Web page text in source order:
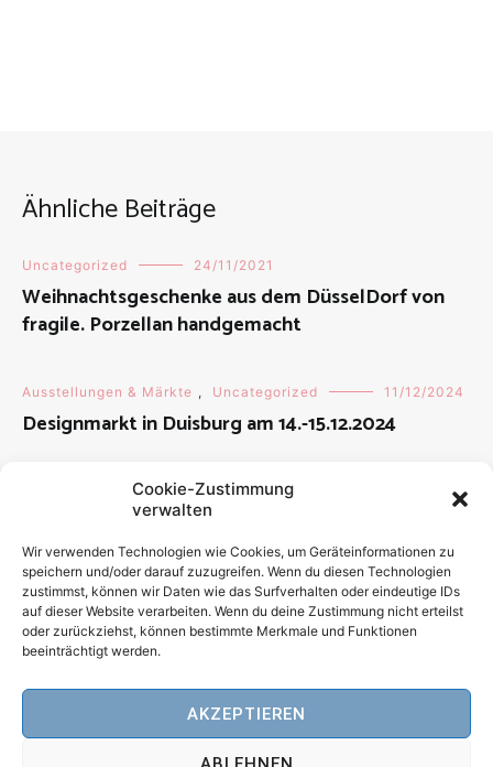
Cookie-Zustimmung
verwalten
Wir verwenden Technologien wie Cookies, um Geräteinformationen zu
speichern und/oder darauf zuzugreifen. Wenn du diesen Technologien
zustimmst, können wir Daten wie das Surfverhalten oder eindeutige IDs
auf dieser Website verarbeiten. Wenn du deine Zustimmung nicht erteilst
oder zurückziehst, können bestimmte Merkmale und Funktionen
beeinträchtigt werden.
AKZEPTIEREN
Ähnliche Beiträge
Uncategorized 24/11/2021
Weihnachtsgeschenke aus dem DüsselDorf von
fragile. Porzellan handgemacht
Ausstellungen & Märkte , Uncategorized 11/12/2024
Designmarkt in Duisburg am 14.-15.12.2024
28/06/2020
Porzellanworkshop 1: Porzellangießen am
12.07.2020 // 10-13 Uhr
Uncategorized 15/06/2020
! NEU ! Workshops